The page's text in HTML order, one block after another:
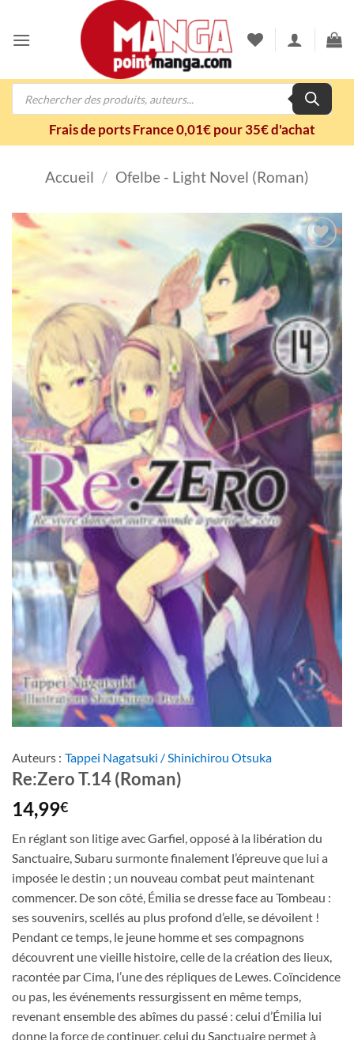
contenu
Recherche
Frais de ports France 0,01€ pour 35€ d'achat
Accueil / Ofelbe - Light Novel (Roman)
Ajouter
à la
wishlist
Auteurs : Tappei Nagatsuki / Shinichirou Otsuka
Re:Zero T.14 (Roman)
14,99€
En réglant son litige avec Garfiel, opposé à la libération du
Sanctuaire, Subaru surmonte finalement l’épreuve que lui a
imposée le destin ; un nouveau combat peut maintenant
commencer. De son côté, Émilia se dresse face au Tombeau :
ses souvenirs, scellés au plus profond d’elle, se dévoilent !
Pendant ce temps, le jeune homme et ses compagnons
découvrent une vieille histoire, celle de la création des lieux,
racontée par Cima, l’une des répliques de Lewes. Coïncidence
ou pas, les événements ressurgissent en même temps,
revenant ensemble des abîmes du passé : celui d’Émilia lui
donne la force de continuer, celui du Sanctuaire permet à